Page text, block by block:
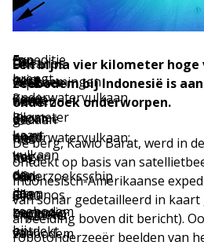
Expeditie
brengt
onderwatervulkaan
in
kaart
Een
ruim
3
kilometer
hoge
vulkaan
op
de
zeebodem
bij
De
berg,
Kawio
Barat,
werd
in
de
jaren
negentig
ontdekt
“Dit
is
een
enorme
onderwatervulkaan;
hoger
dan
alle
bergen
in
De
waarnemingen
werden
gedaan
met
het
onderzoeksschip
Okeanos
Explorer
van
Okeanos
Explorer
heeft
tot
nu
toe
ruim
6000
kilometer
zeebodem
Een bijna vier kilometer hoge
zeebodem bij Indonesië is
onderzoek onderworpen.
De berg, Kawio Barat, werd in
ontdekt op basis van
Indonesisch-Amerikaanse
van sonar gedetailleerd in kaart
afbeelding boven dit bericht).
robotonderzeeër beelden van